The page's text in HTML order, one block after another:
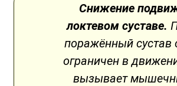
Снижение
локтевом суставе.
поражённый сустав
ограничен в
вызывает